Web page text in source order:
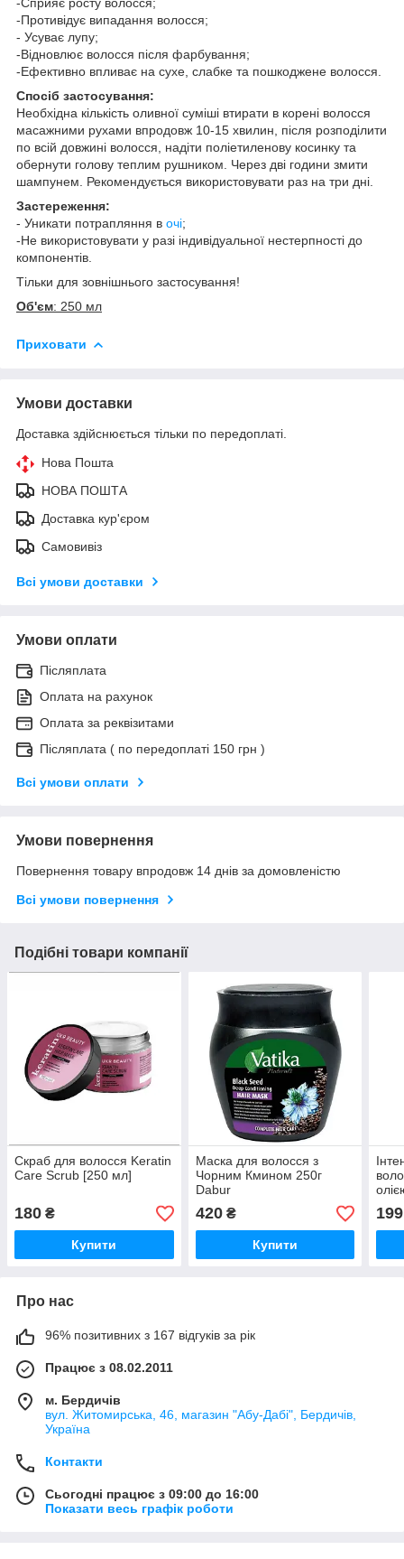
-Противідує випадання волосся;
- Усуває лупу;
-Відновлює волосся після фарбування;
-Ефективно впливає на сухе, слабке та пошкоджене волосся.
Спосіб застосування:
Необхідна кількість оливної суміші втирати в корені волосся
масажними рухами впродовж 10-15 хвилин, після розподілити
по всій довжині волосся, надіти поліетиленову косинку та
обернути голову теплим рушником. Через дві години змити
шампунем. Рекомендується використовувати раз на три дні.
Застереження:
- Уникати потрапляння в очі;
-Не використовувати у разі індивідуальної нестерпності до
компонентів.
Тільки для зовнішнього застосування!
Об'єм: 250 мл
Приховати
Умови доставки
Доставка здійснюється тільки по передоплаті.
Нова Пошта
НОВА ПОШТА
Доставка кур'єром
Самовивіз
Всі умови доставки
Умови оплати
Післяплата
Оплата на рахунок
Оплата за реквізитами
Післяплата ( по передоплаті 150 грн )
Всі умови оплати
Умови повернення
Повернення товару впродовж 14 днів за домовленістю
Всі умови повернення
Подібні товари компанії
Скраб для волосся Keratin
Care Scrub [250 мл]
180 ₴
Купити
Маска для волосся з
Чорним Кмином 250г
Dabur
420₴
Купити
199
Про нас
96% позитивних з 167 відгуків за рік
Працює з 08.02.2011
м. Бердичів
вул. Житомирська, 46, магазин "Абу-Дабі", Бердичів,
Україна
Контакти
Сьогодні працює з 09:00 до 16:00
Показати весь графік роботи